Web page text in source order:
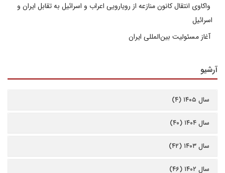
واکاوی انتقال کانون منازعه از رویارویی اعراب و اسرائیل به تقابل ایران و
اسرائیل
آغاز مسئولیت بین‌المللی ایران
آرشیو
سال ۱۴۰۵ (۴)
سال ۱۴۰۴ (۴۰)
سال ۱۴۰۳ (۴۲)
سال ۱۴۰۲ (۴۶)